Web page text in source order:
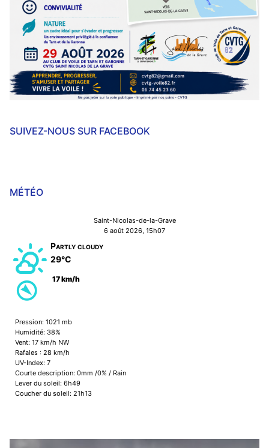
SUIVEZ-NOUS SUR FACEBOOK
MÉTÉO
Saint-Nicolas-de-la-Grave
6 août 2026, 15h07
Partly cloudy
29°C
17 km/h
Pression: 1021 mb
Humidité: 38%
Vent: 17 km/h NW
Rafales : 28 km/h
UV-Index: 7
Courte description: 0mm /0% / Rain
Lever du soleil: 6h49
Coucher du soleil: 21h13